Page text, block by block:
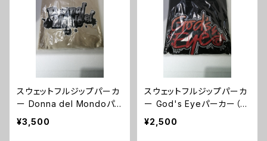
スウェットフルジップパーカ
ー Donna del Mondoパ
ーカー（サンドベージュ）Lサ
イズ
¥3,500
スウェットフルジップパーカ
ー God's Eyeパーカー（ブ
ラック）Lサイズ
¥2,500